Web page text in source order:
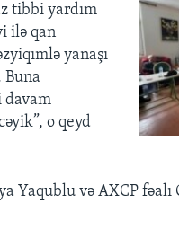
tibbi yardım
ilə qan
yanaşı
Buna
davam
o qeyd
Yaqublu və AXCP fəalı